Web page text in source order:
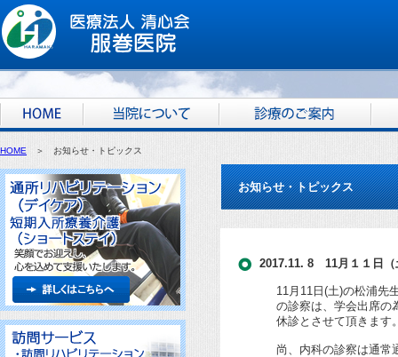
HOME ＞ お知らせ・トピックス
お知らせ・トピックス
2017.11. 8 11月１１日（
11月11日(土)の松浦先
の診察は、学会出席の
休診とさせて頂きます
尚、内科の診察は通常